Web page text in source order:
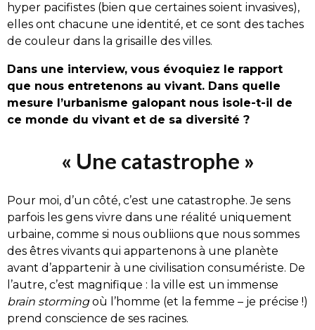
hyper pacifistes (bien que certaines soient invasives),
elles ont chacune une identité, et ce sont des taches
de couleur dans la grisaille des villes.
Dans une interview, vous évoquiez le rapport
que nous entretenons au vivant. Dans quelle
mesure l’urbanisme galopant nous isole-t-il de
ce monde du vivant et de sa diversité ?
« Une catastrophe »
Pour moi, d’un côté, c’est une catastrophe. Je sens
parfois les gens vivre dans une réalité uniquement
urbaine, comme si nous oubliions que nous sommes
des êtres vivants qui appartenons à une planète
avant d’appartenir à une civilisation consumériste. De
l’autre, c’est magnifique : la ville est un immense
brain stormingoù l’homme (et la femme – je précise !)
prend conscience de ses racines.